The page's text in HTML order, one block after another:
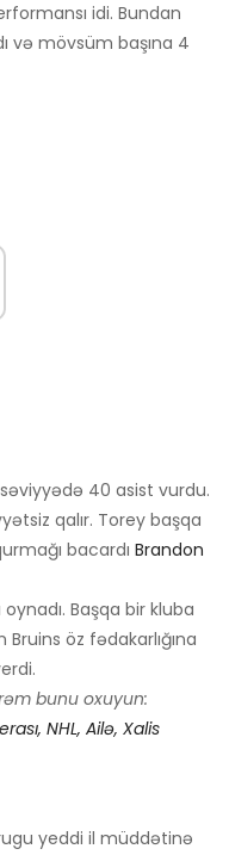
idi. Bundan
və mövsüm başına 4
40 asist vurdu.
qalır. Torey başqa
bacardı Brandon
Başqa bir kluba
öz fədakarlığına
bunu oxuyun:
NHL, Ailə, Xalis
yeddi il müddətinə